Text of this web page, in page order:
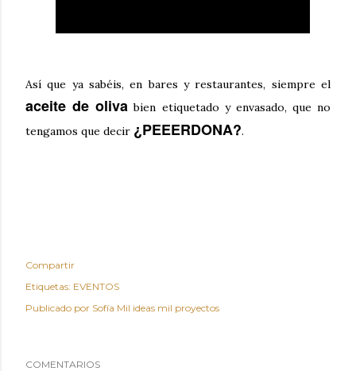
Así que ya sabéis, en bares y restaurantes, siempre el
aceite de oliva bien etiquetado y envasado, que no
tengamos que decir ¿PEEERDONA?.
Compartir
Etiquetas: EVENTOS
Publicado por Sofía Mil ideas mil proyectos
COMENTARIOS